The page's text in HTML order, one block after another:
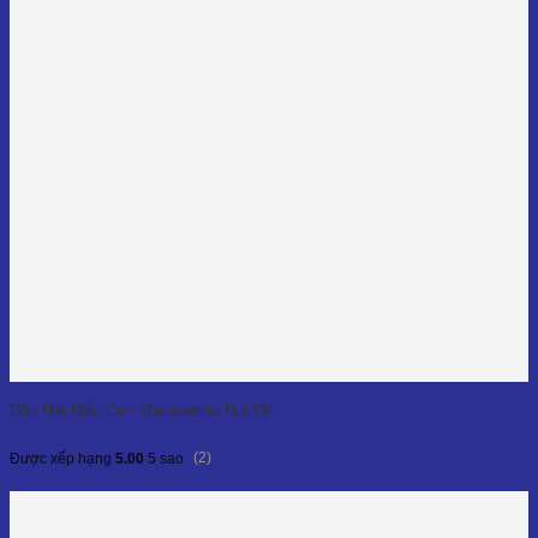
Dầu Hạt Mắc Ca - Macadamia Nut Oil
Được xếp hạng 5.00 5 sao (2)